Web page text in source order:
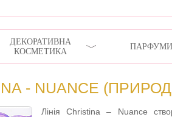
ДЕКОРАТИВНА
КОСМЕТИКА
ПАРФУМИ
- NUANCE
Лінія Christina – Nuance